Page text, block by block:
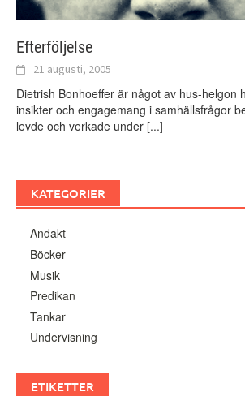
Efterföljelse
21 augusti, 2005
Dietrish Bonhoeffer är något av hus-helgon
insikter och engagemang i samhällsfrågor
levde och verkade under [...]
KATEGORIER
Andakt
Böcker
Musik
Predikan
Tankar
Undervisning
ETIKETTER